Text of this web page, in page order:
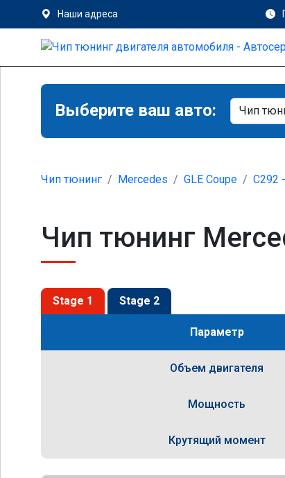
Наши адреса
Выберите ваш авто:
Чип тюнинг Mercedes GLE Coupe C292
Чип тюнинг
Stage 1 Stage 2
Параметр
Объем двигателя
Мощность
Крутящий момент